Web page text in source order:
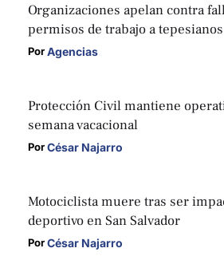
Organizaciones apelan contra
permisos de trabajo a tepesianos
Por Agencias
Protección Civil mantiene
semana vacacional
Por César Najarro
Motociclista muere tras ser
deportivo en San Salvador
Por César Najarro